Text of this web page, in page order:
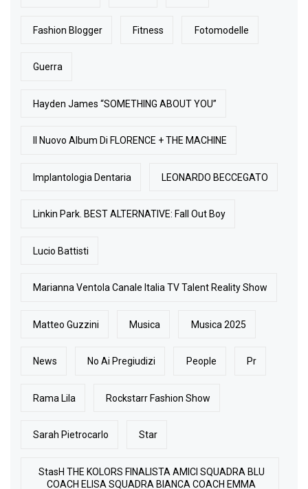
Fashion Blogger Fitness Fotomodelle
Guerra
Hayden James “SOMETHING ABOUT YOU”
Il Nuovo Album Di FLORENCE + THE MACHINE
Implantologia Dentaria LEONARDO BECCEGATO
Linkin Park. BEST ALTERNATIVE: Fall Out Boy
Lucio Battisti
Marianna Ventola Canale Italia TV Talent Reality Show
Matteo Guzzini Musica Musica 2025
News No Ai Pregiudizi People Pr
Rama Lila Rockstarr Fashion Show
Sarah Pietrocarlo Star
StasH THE KOLORS FINALISTA AMICI SQUADRA BLU
COACH ELISA SQUADRA BIANCA COACH EMMA